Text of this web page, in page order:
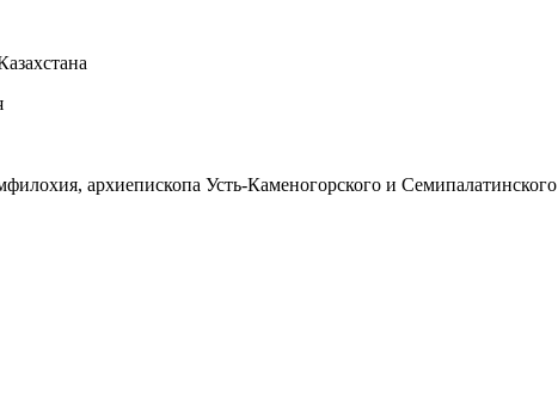
архиепископа Усть-Каменогорского и Семипалатинского